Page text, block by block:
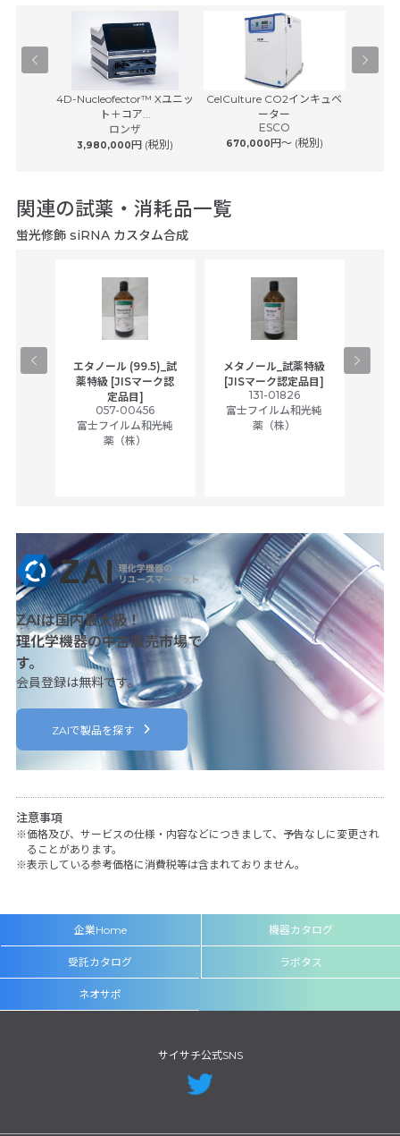
4D-Nucleofector™ Xユニッ
ト＋コア...
ロンザ
3,980,000円 (税別)
CelCulture CO2インキュベ
ーター
ESCO
670,000円〜 (税別)
関連の試薬・消耗品一覧
蛍光修飾 siRNA カスタム合成
エタノール (99.5)_試
薬特級 [JISマーク認
定品目]
057-00456
富士フイルム和光純
薬（株）
メタノール_試薬特級
[JISマーク認定品目]
131-01826
富士フイルム和光純
薬（株）
ZAIは国内最大級！
理化学機器の中古販売市場で
す。
会員登録は無料です。
ZAIで製品を探す
注意事項
価格及び、サービスの仕様・内容などにつきまして、予告なしに変更され
ることがあります。
表示している参考価格に消費税等は含まれておりません。
企業Home 機器カタログ
受託カタログ ラボタス
ネオサポ
サイサチ公式SNS